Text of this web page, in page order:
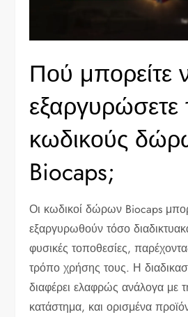
Πού μπορείτε
εξαργυρώσετε
κωδικούς
Biocaps;
Οι κωδικοί δώρων Biocaps
εξαργυρωθούν τόσο
φυσικές τοποθεσίες,
τρόπο χρήσης τους. Η
διαφέρει ελαφρώς ανάλογα με
κατάστημα, και ορισμένα